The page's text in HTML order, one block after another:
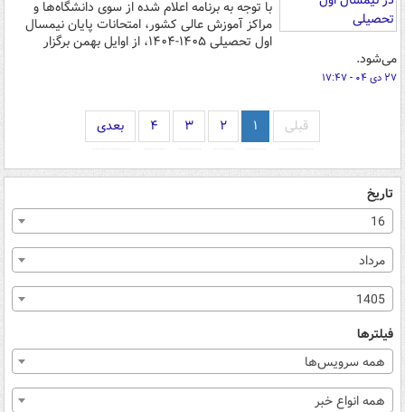
با توجه به برنامه اعلام شده از سوی دانشگاه‌ها و
مراکز آموزش عالی کشور، امتحانات پایان نیمسال
اول تحصیلی ۱۴۰۵-۱۴۰۴، از اوایل بهمن برگزار
می‌شود.
۲۷ دی ۰۴ - ۱۷:۴۷
قبلی ۱ ۲ ۳ ۴ بعدی
تاریخ
16
مرداد
1405
فیلترها
همه سرویس‌ها
همه انواع خبر